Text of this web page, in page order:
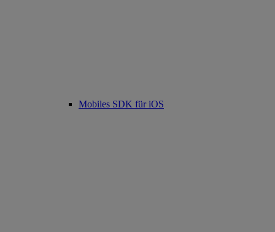
Mobiles SDK für iOS